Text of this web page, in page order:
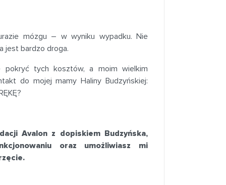
mózgu – w wyniku wypadku. Nie
jest bardzo droga.
tych kosztów, a moim wielkim
do mojej mamy Haliny Budzyńskiej:
Avalon z dopiskiem Budzyńska,
oraz umożliwiasz mi